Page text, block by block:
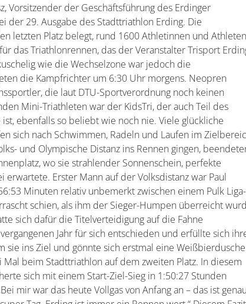
Vorsitzender der Geschäftsführung des Erdinger
der 29. Ausgabe des Stadttriathlon Erding. Die
letzten Platz belegt, rund 1600 Athletinnen und Athleten
das Triathlonrennen, das der Veranstalter Trisport
wie die Wechselzone war jedoch die
die Kampfrichter um 6:30 Uhr morgens. Neopren
die laut DTU-Sportverordnung noch keinen
Mini-Triathleten war der KidsTri, der auch Teil des
ebenfalls so beliebt wie noch nie. Viele glückliche
sich nach Schwimmen, Radeln und Laufen im
und Olympische Distanz ins Rennen gingen,
wo sie strahlender Sonnenschein, perfekte
Erster Mann auf der Volksdistanz war Paul
Minuten relativ unbemerkt zwischen einem Pulk Liga-
schien, als ihm der Sieger-Humpen überreicht
sich dafür die Titelverteidigung auf die Fahne
Jahr für sich entschieden und erfüllte sich
sie ins Ziel und gönnte sich erstmal eine
beim Stadttriathlon auf dem zweiten Platz. In diesem
sich mit einem Start-Ziel-Sieg in 1:50:27 Stunden
mir war das heute Vollgas von Anfang an – das ist genau